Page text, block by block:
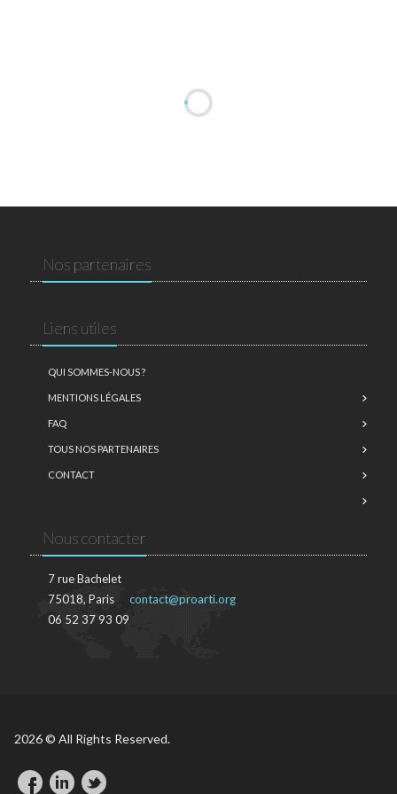
Nos partenaires
Liens utiles
QUI SOMMES-NOUS ?
MENTIONS LÉGALES
FAQ
TOUS NOS PARTENAIRES
CONTACT
Nous contacter
7 rue Bachelet
75018, Paris
06 52 37 93 09
contact@proarti.org
2026 © All Rights Reserved.